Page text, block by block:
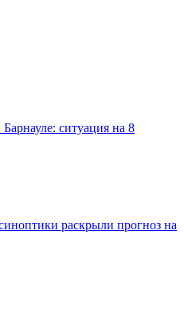
ситуация на 8
раскрыли прогноз на